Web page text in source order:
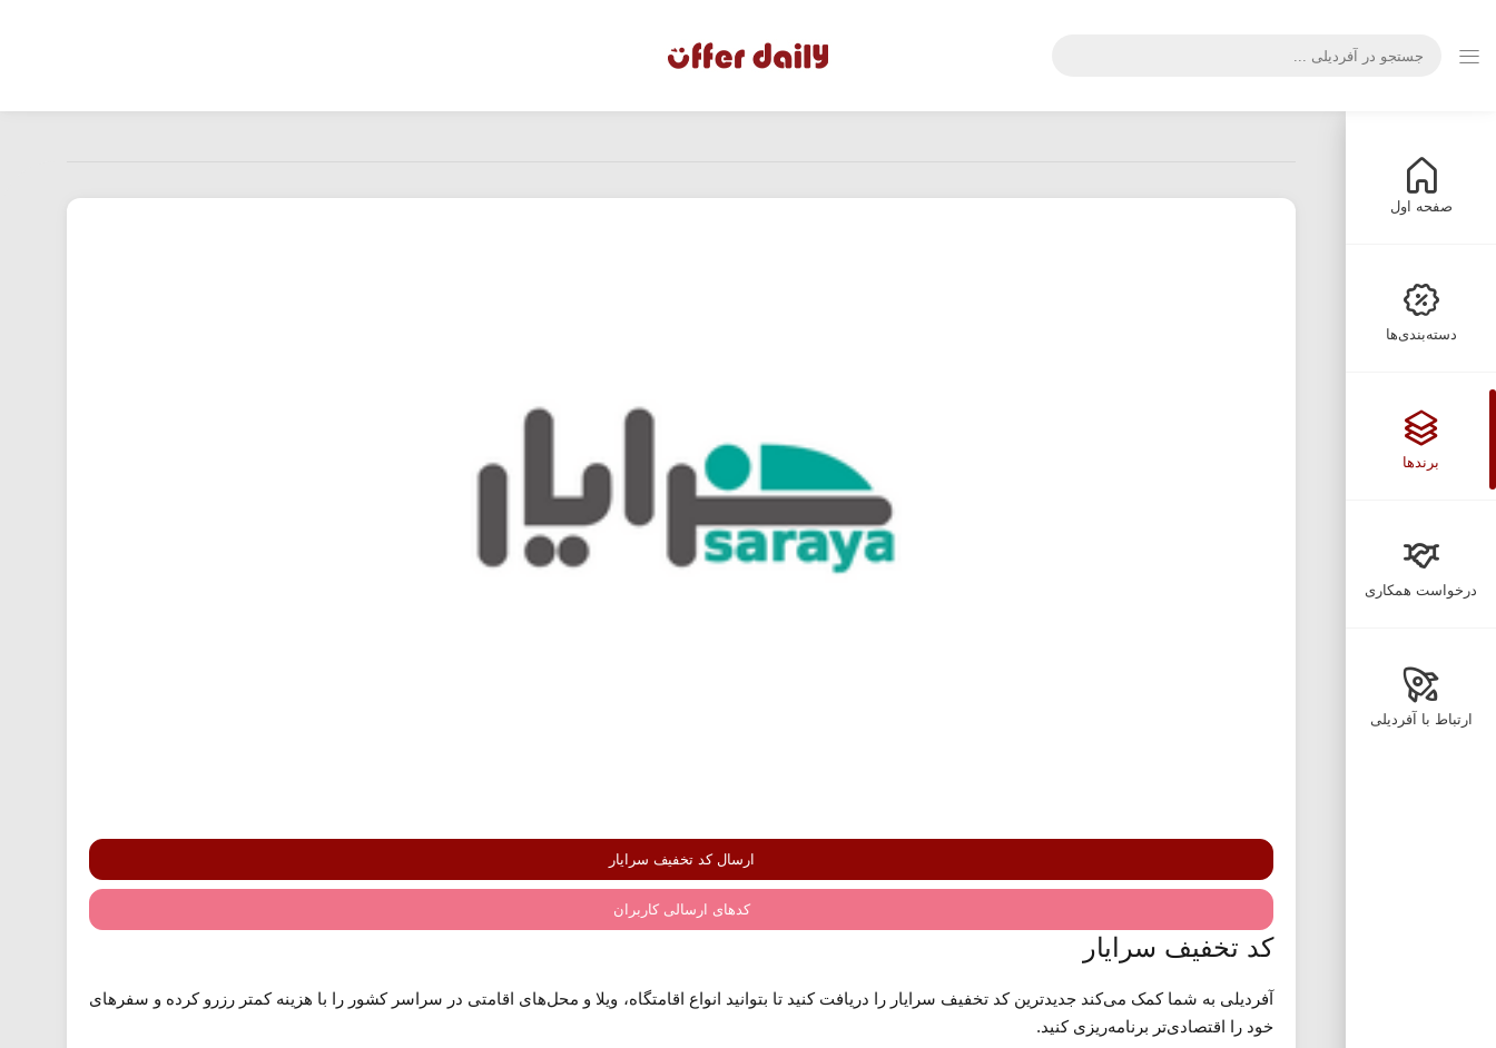
صفحه اول
دسته‌بندی‌ها
برندها
درخواست همکاری
ارتباط با آفردیلی
ارسال کد تخفیف سرایار
کدهای ارسالی کاربران
کد تخفیف سرایار
آفردیلی به شما کمک می‌کند جدیدترین کد تخفیف سرایار را دریافت کنید تا بتوانید انواع اقامتگاه، ویلا و محل‌های اقامتی در سراسر کشور را با هزینه کمتر رزرو کرده و سفرهای
خود را اقتصادی‌تر برنامه‌ریزی کنید.